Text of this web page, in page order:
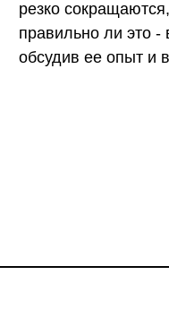
резко
правильно ли это
обсудив ее опыт и